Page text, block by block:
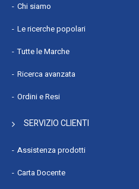
Chi siamo
Le ricerche popolari
Tutte le Marche
Ricerca avanzata
Ordini e Resi
SERVIZIO CLIENTI
Assistenza prodotti
Carta Docente